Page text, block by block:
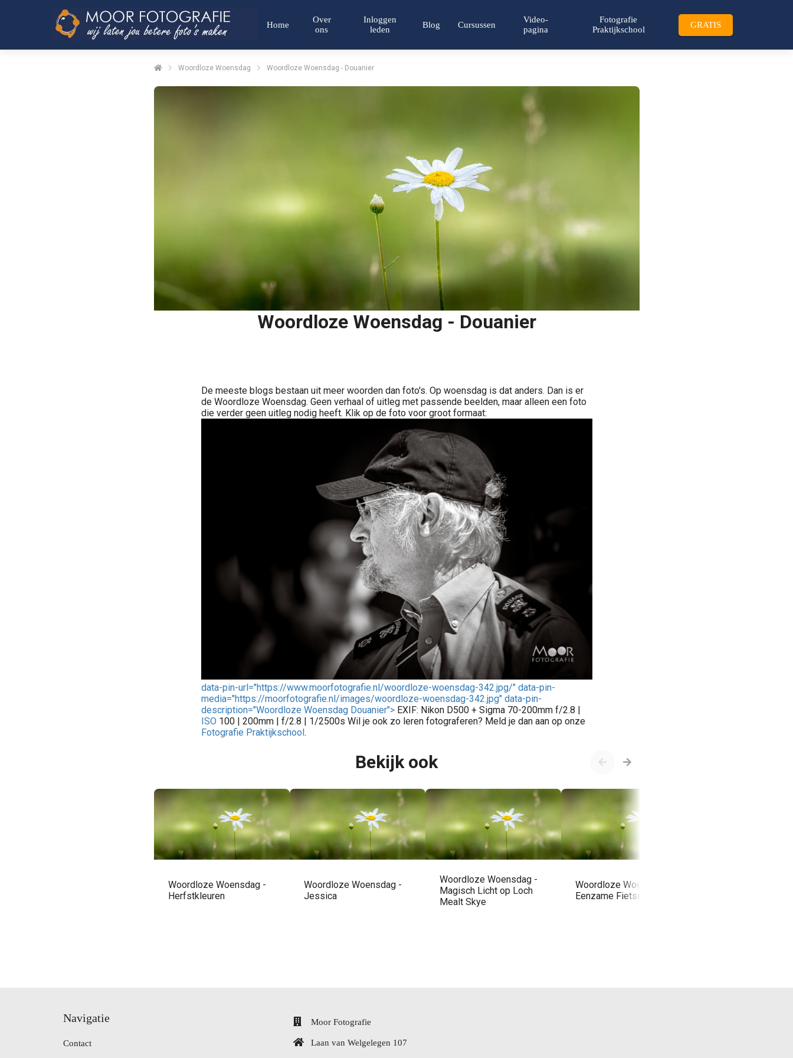
Home
Over
ons
Inloggen
leden
Blog Cursussen
Video-
pagina
Fotografie
Praktijkschool
GRATIS
Woordloze Woensdag Woordloze Woensdag - Douanier
Woordloze Woensdag - Douanier
De meeste blogs bestaan uit meer woorden dan foto's. Op woensdag is dat anders. Dan is er
de Woordloze Woensdag. Geen verhaal of uitleg met passende beelden, maar alleen een foto
die verder geen uitleg nodig heeft. Klik op de foto voor groot formaat:
data-pin-url="https://www.moorfotografie.nl/woordloze-woensdag-342.jpg/" data-pin-
media="https://moorfotografie.nl/images/woordloze-woensdag-342.jpg" data-pin-
description="Woordloze Woensdag Douanier">EXIF: Nikon D500 + Sigma 70-200mm f/2.8 |
ISO 100 | 200mm | f/2.8 | 1/2500s Wil je ook zo leren fotograferen? Meld je dan aan op onze
Fotografie Praktijkschool.
Bekijk ook
Woordloze Woensdag -
Herfstkleuren
Woordloze Woensdag -
Jessica
Woordloze Woensdag -
Magisch Licht op Loch
Mealt Skye
Woordloze Woensdag -
Eenzame Fietser
Navigatie
Contact
Moor Fotografie
Laan van Welgelegen 107